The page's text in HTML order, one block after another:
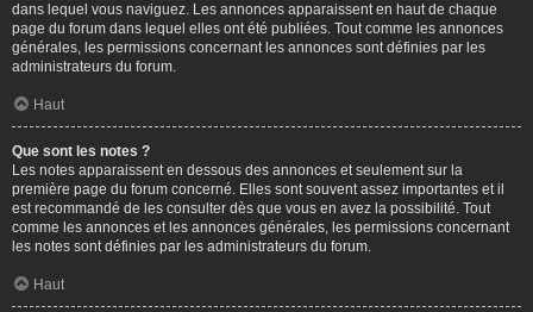
dans lequel vous naviguez. Les annonces apparaissent en haut de chaque
page du forum dans lequel elles ont été publiées. Tout comme les annonces
générales, les permissions concernant les annonces sont définies par les
administrateurs du forum.
Haut
Que sont les notes ?
Les notes apparaissent en dessous des annonces et seulement sur la
première page du forum concerné. Elles sont souvent assez importantes et il
est recommandé de les consulter dès que vous en avez la possibilité. Tout
comme les annonces et les annonces générales, les permissions concernant
les notes sont définies par les administrateurs du forum.
Haut